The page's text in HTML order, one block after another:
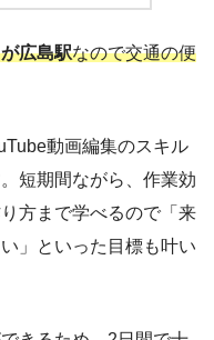
広島駅なので交通の便
動画編集のスキル
短期間ながら、作業効
方まで学べるので「来
」といった目標も叶い